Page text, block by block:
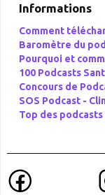
Informations
Comment
Baromètre du
Pourquoi et
100 Podcasts
Concours de
SOS Podcast -
Top des